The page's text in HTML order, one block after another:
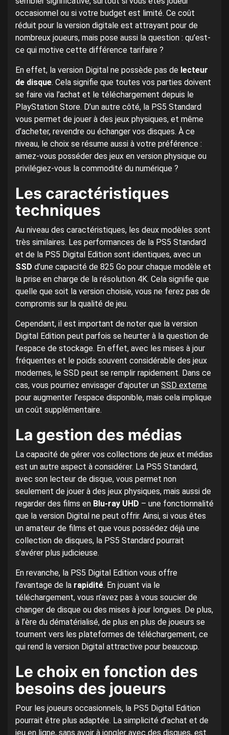
occasionnel ou si votre budget est limité. Ce coût
réduit pour la version digitale est attrayant pour de
nombreux joueurs, mais pose aussi la question : qu’est-
ce qui motive cette différence tarifaire ?
En effet, la version Digital ne possède pas de lecteur
de disque. Cela signifie que toutes vos parties doivent
se faire via l’achat et le téléchargement depuis le
PlayStation Store. D’un autre côté, la PS5 Standard
vous permet de jouer à des jeux physiques, et même
d’acheter, revendre ou échanger vos disques. À ce
niveau, le choix se résume aussi à votre préférence :
aimez-vous posséder des jeux en version physique ou
privilégiez-vous la commodité du numérique ?
Les caractéristiques
techniques
Au niveau des caractéristiques, les deux modèles sont
très similaires. Les performances de la PS5 Standard
et de la PS5 Digital Edition sont identiques, avec un
SSD d’une capacité de 825 Go pour chaque modèle et
la prise en charge de la résolution 4K. Cela signifie que
quelle que soit la version choisie, vous ne ferez pas de
compromis sur la qualité de jeu.
Cependant, il est important de noter que la version
Digital Edition peut parfois se heurter à la question de
l’espace de stockage. En effet, avec les mises à jour
fréquentes et le poids souvent considérable des jeux
modernes, le SSD peut se remplir rapidement. Dans ce
cas, vous pourriez envisager d’ajouter un SSD externe
pour augmenter l’espace disponible, mais cela implique
un coût supplémentaire.
La gestion des médias
La capacité de gérer vos collections de jeux et médias
est un autre aspect à considérer. La PS5 Standard,
avec son lecteur de disque, vous permet non
seulement de jouer à des jeux physiques, mais aussi de
regarder des films en Blu-ray UHD – une fonctionnalité
que la version Digital ne peut offrir. Ainsi, si vous êtes
un amateur de films et que vous possédez déjà une
collection de disques, la PS5 Standard pourrait
s’avérer plus judicieuse.
En revanche, la PS5 Digital Edition vous offre
l’avantage de la rapidité. En jouant via le
téléchargement, vous n’avez pas à vous soucier de
changer de disque ou des mises à jour longues. De plus,
à l’ère du dématérialisé, de plus en plus de joueurs se
tournent vers les plateformes de téléchargement, ce
qui rend la version Digital attractive pour beaucoup.
Le choix en fonction des
besoins des joueurs
Pour les joueurs occasionnels, la PS5 Digital Edition
pourrait être plus adaptée. La simplicité d’achat et de
jeu en ligne, sans avoir à jongler avec des disques, est